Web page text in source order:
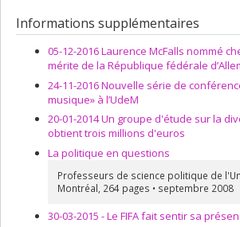
Informations supplémentaires
05-12-2016 Laurence McFalls nommé
mérite de la République fédérale
24-11-2016 Nouvelle série de
musique» à l’UdeM
20-01-2014 Un groupe d'étude sur la
obtient trois millions d'euros
La politique en questions
Professeurs de science politique de
Montréal, 264 pages • septembre 2008
30-03-2015 - Le FIFA fait sentir sa